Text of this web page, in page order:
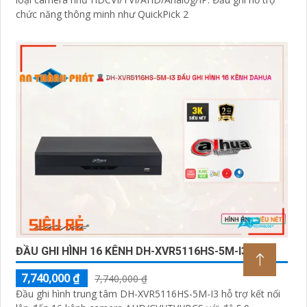
chức năng thông minh như QuickPick 2
ĐẦU GHI HÌNH 16 KÊNH DH-XVR5116HS-5M-I3 5MP
7,740,000 ₫
7,740,000 ₫
Đầu ghi hình trung tâm DH-XVR5116HS-5M-I3 hỗ trợ kết nối